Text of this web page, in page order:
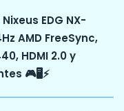
EDG NX-
AMD FreeSync,
HDMI 2.0 y
🎮🖥️⚡